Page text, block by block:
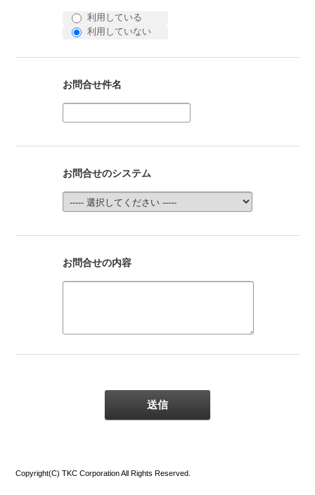
利用している
利用していない
お問合せ件名
お問合せのシステム
お問合せの内容
Copyright(C) TKC Corporation All Rights Reserved.